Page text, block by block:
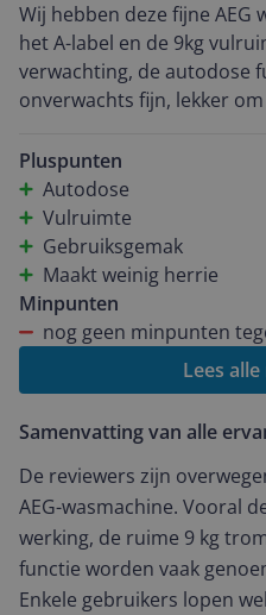
kan gebruiken zie je bv
Heel makkelijk dus. Autodose werkt ook heel fijn. Je vult
de reservoirs en de
hoeveel gewicht genoeg
net te weinig. Ideaal dus.
niet gebruikt, maar ga ik
gebruik in het algemeen is
conclusie is dan ook heel
om aan te schaffen.
Wij hebben deze fijne AEG
het A-label en de 9kg
verwachting, de autodose
onverwachts fijn, lekker
topmachine!
Pluspunten
Autodose
Vulruimte
Gebruiksgemak
Maakt weinig herrie
Minpunten
nog geen minpunten
Lees
Samenvatting van alle
De reviewers zijn
AEG-wasmachine. Vooral
werking, de ruime 9 kg
functie worden vaak
Enkele gebruikers lopen